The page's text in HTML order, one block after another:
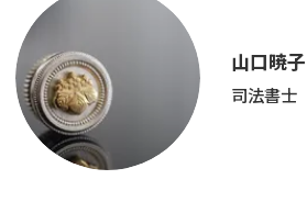
掲載業者
件
更新日 :
業者を探す
相談内容で探す
山口暁子
司法書士